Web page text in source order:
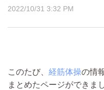
2022/10/31 3:32 PM
このたび、 経筋体操の情
まとめたページができま